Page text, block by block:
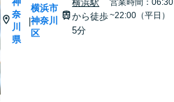
奈
川
県
|
横浜市
神奈川
区
横浜駅
から徒歩
5分
営業時間：06:30
~22:00（平日）